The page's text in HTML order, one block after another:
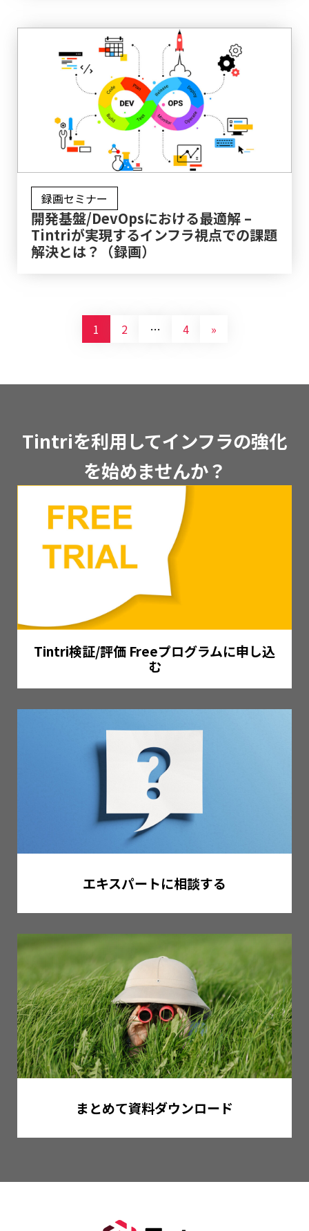
録画セミナー
開発基盤/DevOpsにおける最適解 –
Tintriが実現するインフラ視点での課題
解決とは？（録画）
1 2 … 4 »
Tintriを利用してインフラの強化
を始めませんか？
Tintri検証/評価 Freeプログラムに申し込
む
エキスパートに相談する
まとめて資料ダウンロード